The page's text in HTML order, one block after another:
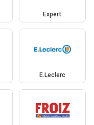
Expert
E.Leclerc